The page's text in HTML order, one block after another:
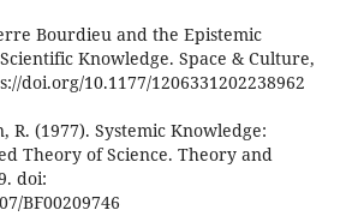
Bourdieu and the Epistemic
Knowledge. Space & Culture,
doi.org/10.1177/1206331202238962
(1977). Systemic Knowledge:
Theory of Science. Theory and
doi:
BF00209746